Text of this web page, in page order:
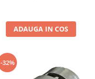
ADAUGA IN COS
-32%